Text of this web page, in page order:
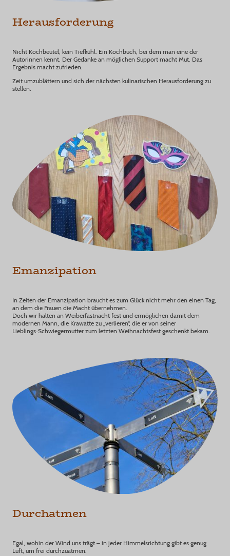
Herausforderung
Nicht Kochbeutel, kein Tiefkühl. Ein Kochbuch, bei dem man eine der
Autorinnen kennt. Der Gedanke an möglichen Support macht Mut. Das
Ergebnis macht zufrieden.
Zeit umzublättern und sich der nächsten kulinarischen Herausforderung zu
stellen.
Emanzipation
In Zeiten der Emanzipation braucht es zum Glück nicht mehr den einen Tag,
an dem die Frauen die Macht übernehmen.
Doch wir halten an Weiberfastnacht fest und ermöglichen damit dem
modernen Mann, die Krawatte zu „verlieren“, die er von seiner
Lieblings‑Schwiegermutter zum letzten Weihnachtsfest geschenkt bekam.
Durchatmen
Egal, wohin der Wind uns trägt – in jeder Himmelsrichtung gibt es genug
Luft, um frei durchzuatmen.